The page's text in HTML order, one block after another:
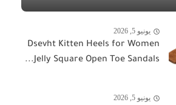
يونيو 5, 2026
Dsevht Kitten Heels for Women
Jelly Square Open Toe Sandals...
يونيو 5, 2026